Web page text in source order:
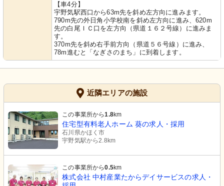
【車4分】
宇野気駅西口から63m先を斜め左方向に進みます。
790m先の外日角小学校南を斜め左方向に進み、620m
先の白尾ＩＣ口を左方向（県道１６２号線）に進みま
す。
370m先を斜め右手前方向（県道５６号線）に進み、
78m進むと「なぎさのまち」に到着します。
近隣エリアの施設
この事業所から1.8km
住宅型有料老人ホーム 葵の求人・採用
石川県かほく市
宇野気駅から2.8km
この事業所から0.5km
株式会社 中村産業たからデイサービスの求人・